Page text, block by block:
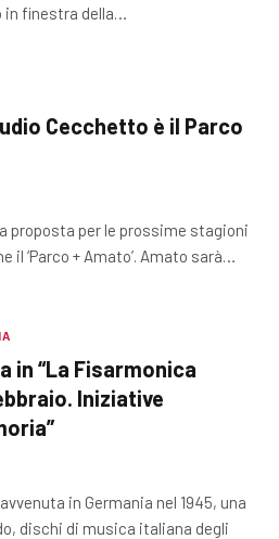
in finestra della…
Cecchetto è il Parco
proposta per le prossime stagioni
il ‘Parco + Amato’. Amato sarà…
in “La Fisarmonica
Iniziative
in Germania nel 1945, una
dischi di musica italiana degli